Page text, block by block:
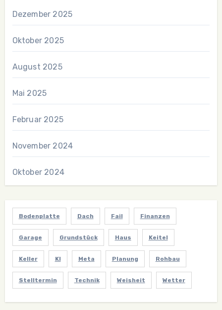
Dezember 2025
Oktober 2025
August 2025
Mai 2025
Februar 2025
November 2024
Oktober 2024
Bodenplatte Dach Fail Finanzen
Garage Grundstück Haus Keitel
Keller KI Meta Planung Rohbau
Stelltermin Technik Weisheit Wetter